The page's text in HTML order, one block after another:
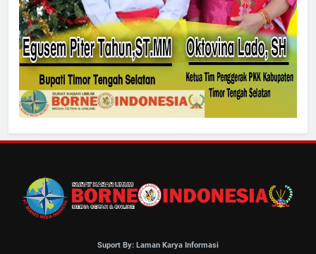
Suport By: Laman Karya Informasi